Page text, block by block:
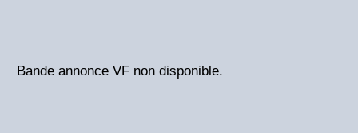
Bande annonce VF non disponible.